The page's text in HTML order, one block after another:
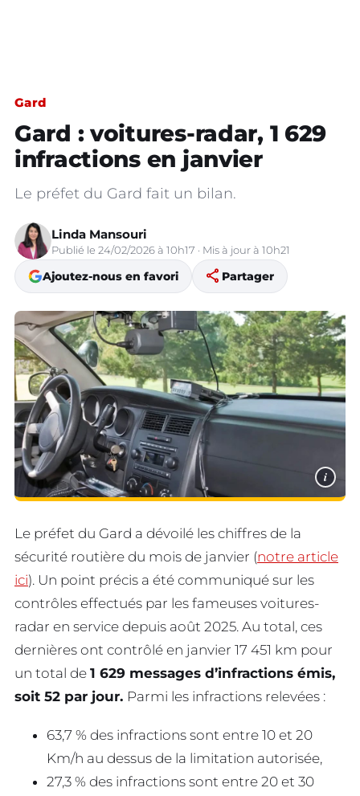
Gard
Gard : voitures-radar, 1 629
infractions en janvier
Le préfet du Gard fait un bilan.
Linda Mansouri
Publié le 24/02/2026 à 10h17 · Mis à jour à 10h21
Ajoutez-nous en favori share Partager
i
Le préfet du Gard a dévoilé les chiffres de la
sécurité routière du mois de janvier (notre article
ici). Un point précis a été communiqué sur les
contrôles effectués par les fameuses voitures-
radar en service depuis août 2025. Au total, ces
dernières ont contrôlé en janvier 17 451 km pour
un total de 1 629 messages d’infractions émis,
soit 52 par jour. Parmi les infractions relevées :
63,7 % des infractions sont entre 10 et 20
Km/h au dessus de la limitation autorisée,
27,3 % des infractions sont entre 20 et 30